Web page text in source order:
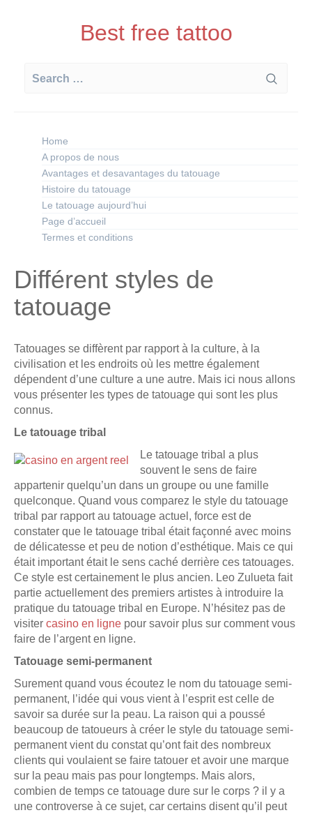
Best free tattoo
for:
Home
A propos de nous
Avantages et desavantages du tatouage
Histoire du tatouage
Le tatouage aujourd’hui
Page d’accueil
Termes et conditions
Différent styles de
tatouage
Tatouages se diffèrent par rapport à la culture, à la
civilisation et les endroits où les mettre également
dépendent d’une culture a une autre. Mais ici nous allons
vous présenter les types de tatouage qui sont les plus
connus.
Le tatouage tribal
Le tatouage tribal a plus
souvent le sens de faire
appartenir quelqu’un dans un groupe ou une famille
quelconque. Quand vous comparez le style du tatouage
tribal par rapport au tatouage actuel, force est de
constater que le tatouage tribal était façonné avec moins
de délicatesse et peu de notion d’esthétique. Mais ce qui
était important était le sens caché derrière ces tatouages.
Ce style est certainement le plus ancien. Leo Zulueta fait
partie actuellement des premiers artistes à introduire la
pratique du tatouage tribal en Europe. N’hésitez pas de
visiter casino en ligne pour savoir plus sur comment vous
faire de l’argent en ligne.
Tatouage semi-permanent
Surement quand vous écoutez le nom du tatouage semi-
permanent, l’idée qui vous vient à l’esprit est celle de
savoir sa durée sur la peau. La raison qui a poussé
beaucoup de tatoueurs à créer le style du tatouage semi-
permanent vient du constat qu’ont fait des nombreux
clients qui voulaient se faire tatouer et avoir une marque
sur la peau mais pas pour longtemps. Mais alors,
combien de temps ce tatouage dure sur le corps ? il y a
une controverse à ce sujet, car certains disent qu’il peut